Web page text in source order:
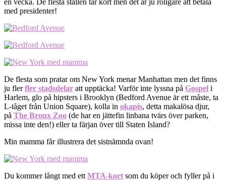
med presidenter!
De flesta som pratar om New York menar Manhattan men det finns
ju flerfler stadsdelar att upptäcka! Varför inte lyssna på Gospel i
Harlem, glo på hipsters i Brooklyn (Bedford Avenue är ett måste, ta
L-tåget från Union Square), kolla in okapis, detta makalösa djur,
på The Bronx Zoo (de har en jättefin linbana tvärs över parken,
missa inte den!) eller ta färjan över till Staten Island?
Min mamma får illustrera det sistnämnda ovan!
Du kommer långt med ett MTA-kort som du köper och fyller på i